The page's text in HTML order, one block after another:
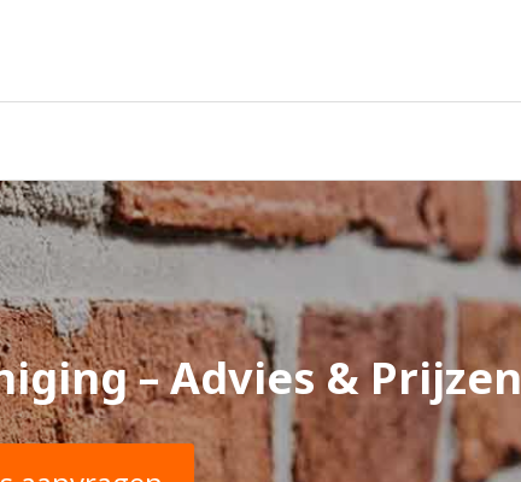
– Advies & Prijzen